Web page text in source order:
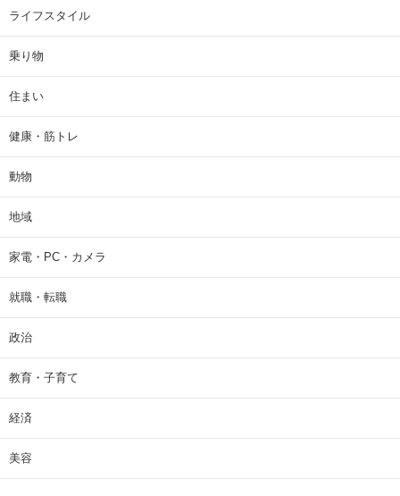
ライフスタイル
乗り物
住まい
健康・筋トレ
動物
地域
家電・PC・カメラ
就職・転職
政治
教育・子育て
経済
美容